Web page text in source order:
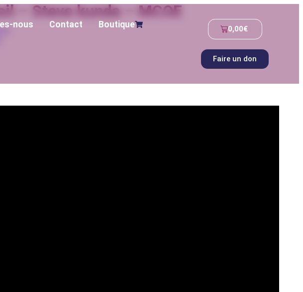
nous Contact Boutique 0,00€
Faire un don
– Steve kunda – MCOE